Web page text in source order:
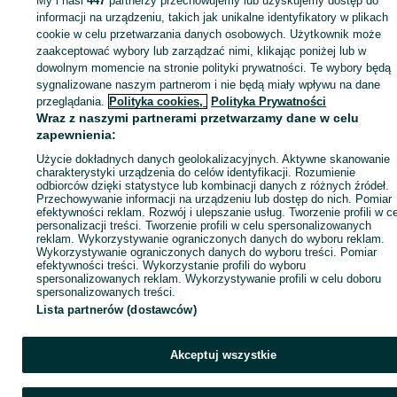
Zaloguj się lub załóż konto na OLX, aby skontaktować się z
sprzedającym
Zaloguj się / Załóż konto
informacji na urządzeniu, takich jak unikalne identyfikatory w plikach
cookie w celu przetwarzania danych osobowych. Użytkownik może
zaakceptować wybory lub zarządzać nimi, klikając poniżej lub w
dowolnym momencie na stronie polityki prywatności. Te wybory będą
sygnalizowane naszym partnerom i nie będą miały wpływu na dane
przeglądania. Polityka cookies, Polityka Prywatności
Wraz z naszymi partnerami przetwarzamy dane w celu
zapewnienia:
Użycie dokładnych danych geolokalizacyjnych. Aktywne skanowanie
charakterystyki urządzenia do celów identyfikacji. Rozumienie
odbiorców dzięki statystyce lub kombinacji danych z różnych źródeł.
Przechowywanie informacji na urządzeniu lub dostęp do nich. Pomiar
efektywności reklam. Rozwój i ulepszanie usług. Tworzenie profili w
personalizacji treści. Tworzenie profili w celu spersonalizowanych
reklam. Wykorzystywanie ograniczonych danych do wyboru reklam.
Wykorzystywanie ograniczonych danych do wyboru treści. Pomiar
efektywności treści. Wykorzystanie profili do wyboru
spersonalizowanych reklam. Wykorzystywanie profili w celu doboru
spersonalizowanych treści.
Lista partnerów (dostawców)
Akceptuj wszystkie